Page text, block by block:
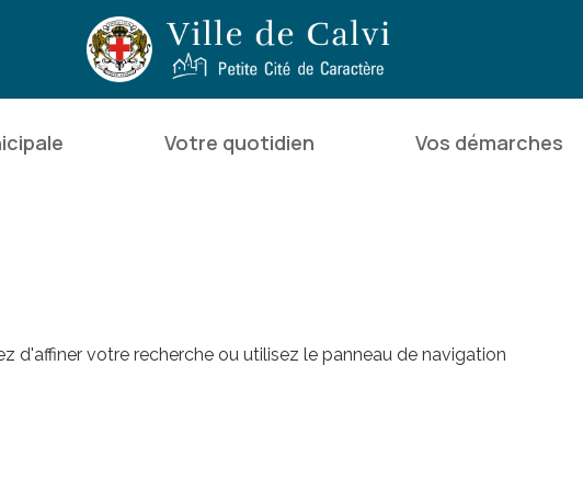
Votre quotidien Vos démarches
d'affiner votre recherche ou utilisez le panneau de navigation